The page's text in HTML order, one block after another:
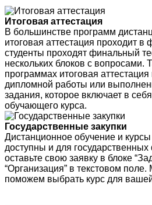
Итоговая аттестация
В большинстве программ
итоговая аттестация проходит в
студенты проходят финальный
нескольких блоков с вопросами.
программах итоговая
дипломной работы или
задания, которое включает в
обучающего курса.
Государственные закупки
Дистанционное обучение и
доступны и для государственных
оставьте свою заявку в блоке
“Организация” в текстовом
поможем выбрать курс для